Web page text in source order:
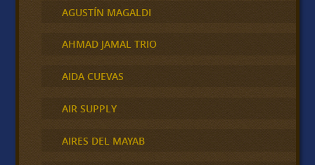
AGUSTÍN MAGALDI
AHMAD JAMAL TRIO
AIDA CUEVAS
AIR SUPPLY
AIRES DEL MAYAB